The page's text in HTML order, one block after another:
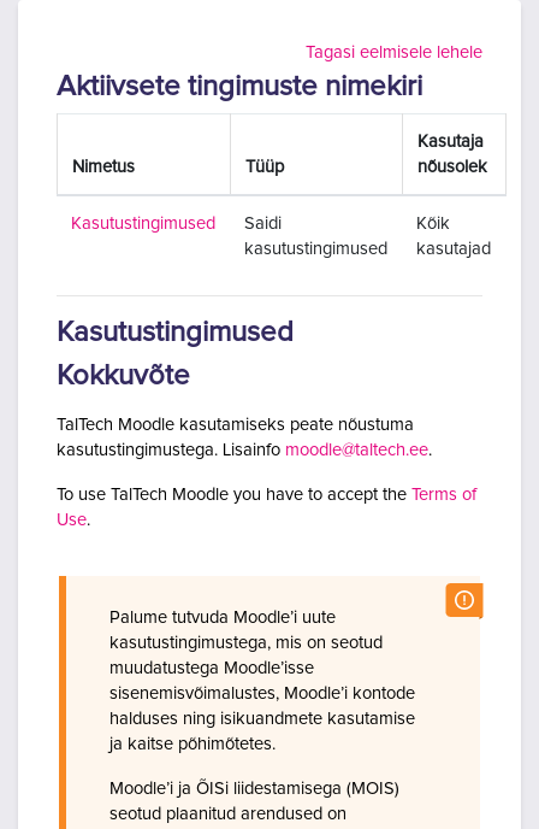
Tagasi eelmisele lehele
Aktiivsete tingimuste nimekiri
Nimetus Tüüp
Kasutaja
nõusolek
Kasutustingimused
Saidi
kasutustingimused
Kõik
kasutajad
Kasutustingimused
Kokkuvõte
TalTech Moodle kasutamiseks peate nõustuma
kasutustingimustega. Lisainfo moodle@taltech.ee.
To use TalTech Moodle you have to accept the Terms of
Use.
Palume tutvuda Moodle’i uute
kasutustingimustega, mis on seotud
muudatustega Moodle’isse
sisenemisvõimalustes, Moodle’i kontode
halduses ning isikuandmete kasutamise
ja kaitse põhimõtetes.
Moodle’i ja ÕISi liidestamisega (MOIS)
seotud plaanitud arendused on